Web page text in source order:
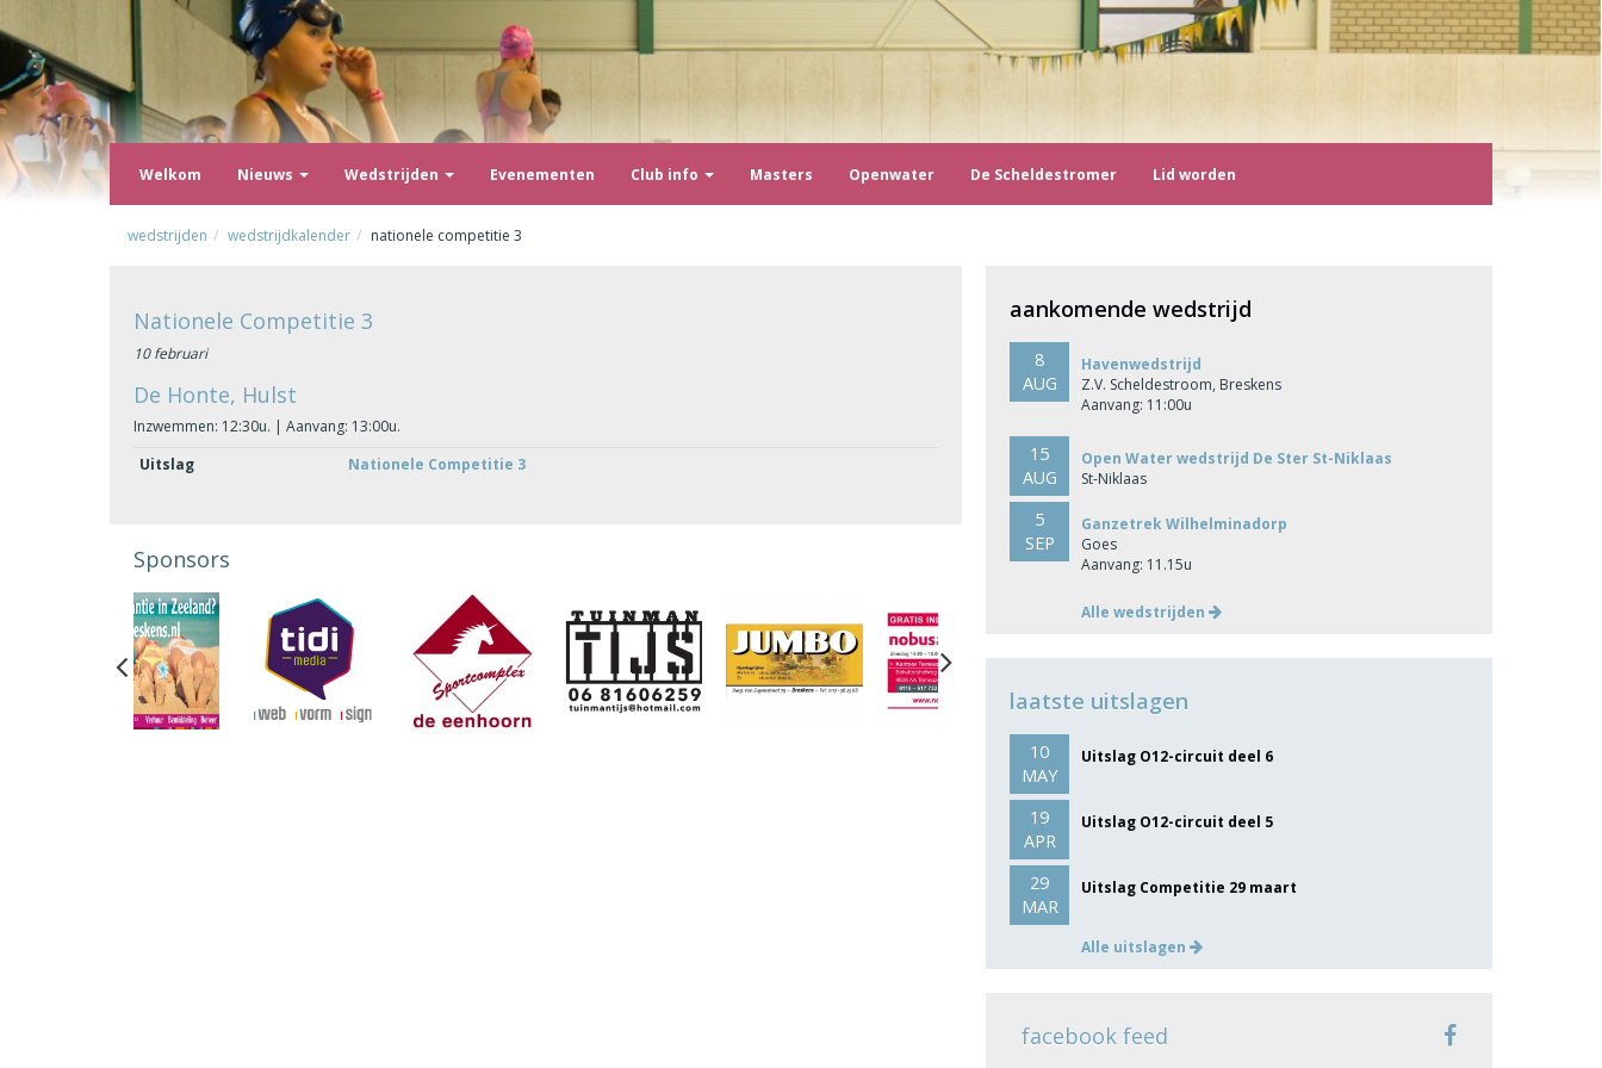
Welkom Nieuws Wedstrijden Evenementen Club info Masters Openwater De Scheldestromer Lid worden
wedstrijden wedstrijdkalender nationele competitie 3
Nationele Competitie 3
10 februari
De Honte, Hulst
Inzwemmen: 12:30u. | Aanvang: 13:00u.
Uitslag
Nationele Competitie 3
Sponsors
Previous Next
aankomende wedstrijd
8
AUG
Havenwedstrijd
Z.V. Scheldestroom, Breskens
Aanvang: 11:00u
15
AUG
Open Water wedstrijd De Ster St-Niklaas
St-Niklaas
5
SEP
Ganzetrek Wilhelminadorp
Goes
Aanvang: 11.15u
Alle wedstrijden
laatste uitslagen
10
MAY
Uitslag O12-circuit deel 6
19
APR
Uitslag O12-circuit deel 5
29
MAR
Uitslag Competitie 29 maart
Alle uitslagen
facebook feed